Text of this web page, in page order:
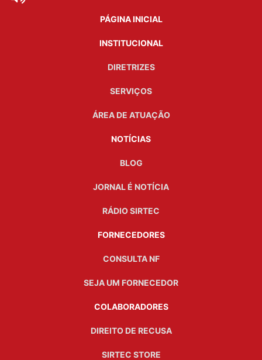
PÁGINA INICIAL
INSTITUCIONAL
DIRETRIZES
SERVIÇOS
ÁREA DE ATUAÇÃO
NOTÍCIAS
BLOG
JORNAL É NOTÍCIA
RÁDIO SIRTEC
FORNECEDORES
CONSULTA NF
SEJA UM FORNECEDOR
COLABORADORES
DIREITO DE RECUSA
SIRTEC STORE